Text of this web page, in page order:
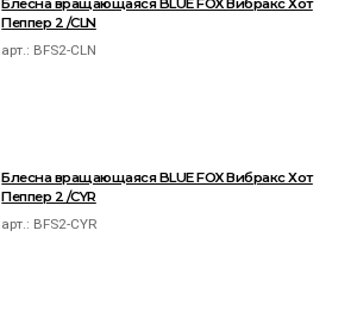
Блесна вращающаяся BLUE FOX Вибракс Хот
Пеппер 2 /CLN
арт.: BFS2-CLN
Блесна вращающаяся BLUE FOX Вибракс Хот
Пеппер 2 /CYR
арт.: BFS2-CYR